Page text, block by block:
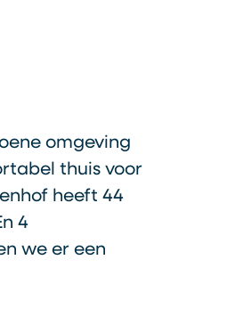
omgeving
thuis voor
heeft 44
4
we er een